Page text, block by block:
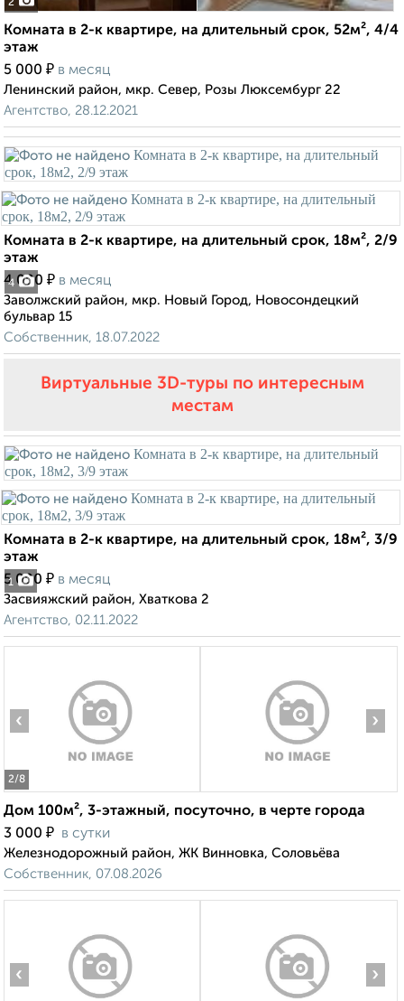
2
Комната в 2-к квартире, на длительный срок, 52м², 4/4
этаж
5 000 ₽ в месяц
Ленинский район, мкр. Север, Розы Люксембург 22
Агентство, 28.12.2021
4
Комната в 2-к квартире, на длительный срок, 18м², 2/9
этаж
4 000 ₽ в месяц
Заволжский район, мкр. Новый Город, Новосондецкий
бульвар 15
Собственник, 18.07.2022
Виртуальные 3D-туры по интересным
местам
1
Комната в 2-к квартире, на длительный срок, 18м², 3/9
этаж
5 000 ₽ в месяц
Засвияжский район, Хваткова 2
Агентство, 02.11.2022
2/8
‹ ›
Дом 100м², 3-этажный, посуточно, в черте города
3 000 ₽ в сутки
Железнодорожный район, ЖК Винновка, Соловьёва
Собственник, 07.08.2026
‹ ›